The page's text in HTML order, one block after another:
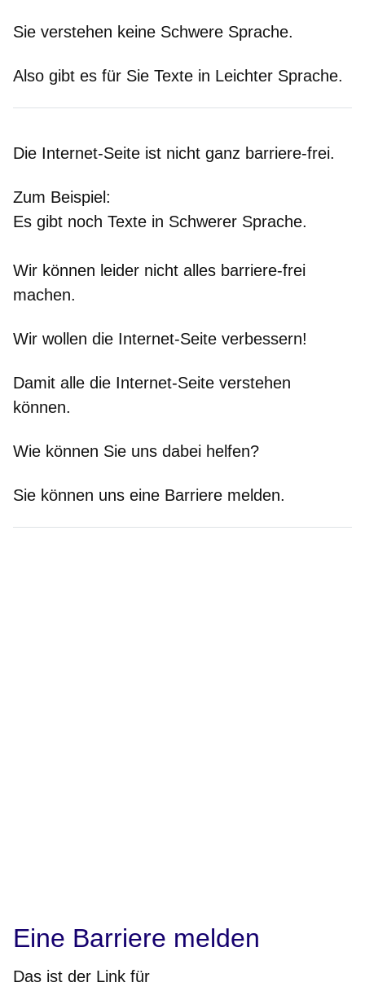
Sie verstehen keine Schwere Sprache.
Also gibt es für Sie Texte in Leichter Sprache.
Die Internet-Seite ist nicht ganz barriere-frei.
Zum Beispiel:
Es gibt noch Texte in Schwerer Sprache.
Wir können leider nicht alles barriere-frei
machen.
Wir wollen die Internet-Seite verbessern!
Damit alle die Internet-Seite verstehen
können.
Wie können Sie uns dabei helfen?
Sie können uns eine Barriere melden.
Eine Barriere melden
Das ist der Link für